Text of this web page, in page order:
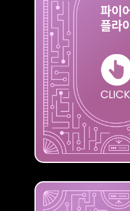
파이
플라